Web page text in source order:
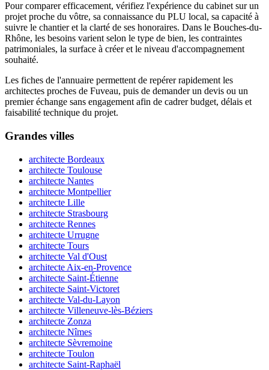
Pour comparer efficacement, vérifiez l'expérience du cabinet sur un
projet proche du vôtre, sa connaissance du PLU local, sa capacité à
suivre le chantier et la clarté de ses honoraires. Dans le Bouches-du-
Rhône, les besoins varient selon le type de bien, les contraintes
patrimoniales, la surface à créer et le niveau d'accompagnement
souhaité.
Les fiches de l'annuaire permettent de repérer rapidement les
architectes proches de Fuveau, puis de demander un devis ou un
premier échange sans engagement afin de cadrer budget, délais et
faisabilité technique du projet.
Grandes villes
architecte Bordeaux
architecte Toulouse
architecte Nantes
architecte Montpellier
architecte Lille
architecte Strasbourg
architecte Rennes
architecte Urrugne
architecte Tours
architecte Val d'Oust
architecte Aix-en-Provence
architecte Saint-Étienne
architecte Saint-Victoret
architecte Val-du-Layon
architecte Villeneuve-lès-Béziers
architecte Zonza
architecte Nîmes
architecte Sèvremoine
architecte Toulon
architecte Saint-Raphaël